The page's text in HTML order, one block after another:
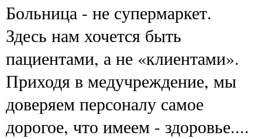
Больница - не супермаркет.
Здесь нам хочется быть
пациентами, а не «клиентами».
Приходя в медучреждение, мы
доверяем персоналу самое
дорогое, что имеем - здоровье....